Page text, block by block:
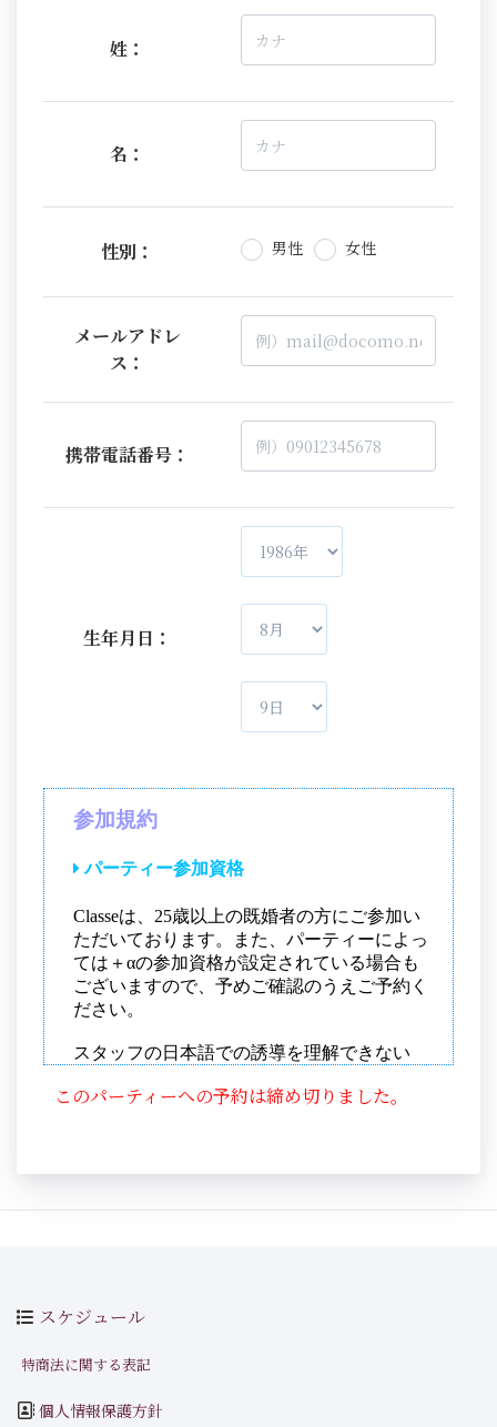
姓：
名：
性別： 男性 女性
メールアドレ
ス：
携帯電話番号：
生年月日：
このパーティーへの予約は締め切りました。
スケジュール
特商法に関する表記
個人情報保護方針